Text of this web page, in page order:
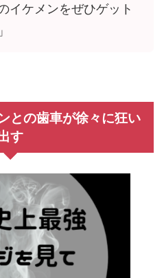
イケメンをぜひゲット
との歯車が徐々に狂い
す